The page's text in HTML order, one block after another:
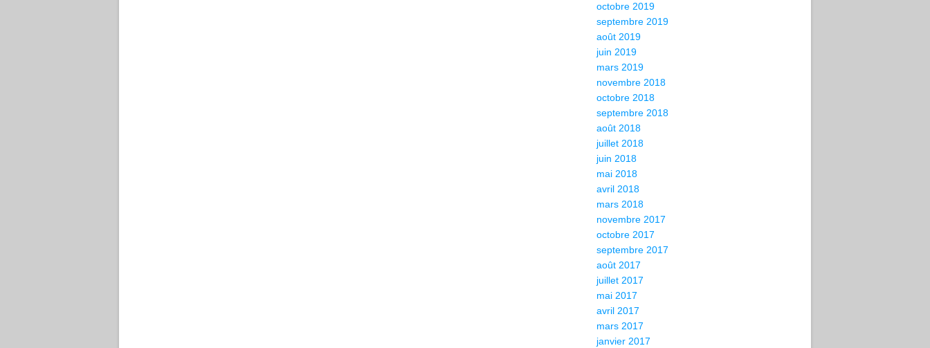
octobre 2019
septembre 2019
août 2019
juin 2019
mars 2019
novembre 2018
octobre 2018
septembre 2018
août 2018
juillet 2018
juin 2018
mai 2018
avril 2018
mars 2018
novembre 2017
octobre 2017
septembre 2017
août 2017
juillet 2017
mai 2017
avril 2017
mars 2017
janvier 2017